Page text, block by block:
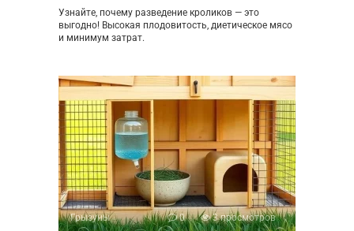
Узнайте, почему разведение кроликов — это
выгодно! Высокая плодовитость, диетическое мясо
и минимум затрат.
Грызуны 0 3 просмотров